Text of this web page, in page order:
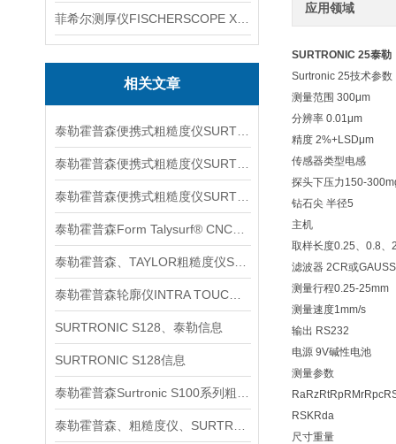
相关文章
SURTRONIC S128、泰勒信息
SURTRONIC S128信息
应用领域
SURTRONIC 25泰勒
Surtronic 25技术参数
测量范围 300μm
分辨率 0.01μm
精度 2%+LSDμm
传感器类型电感
探头下压力150-
钻石尖 半径5
主机
取样长度0.25、0.8、
滤波器 2CR或GAUSS
测量行程0.25-25mm
测量速度1mm/s
输出 RS232
电源 9V碱性电池
测量参数
RSKRda
尺寸重量